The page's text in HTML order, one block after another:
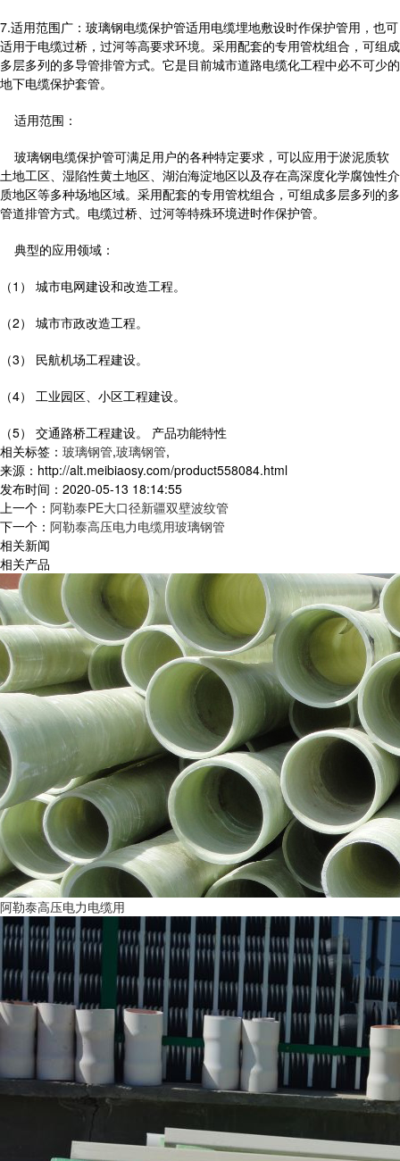
7.适用范围广：玻璃钢电缆保护管适用电缆埋地敷设时作保护管用，也可
适用于电缆过桥，过河等高要求环境。采用配套的专用管枕组合，可组成
多层多列的多导管排管方式。它是目前城市道路电缆化工程中必不可少的
地下电缆保护套管。
适用范围：
玻璃钢电缆保护管可满足用户的各种特定要求，可以应用于淤泥质软
土地工区、湿陷性黄土地区、湖泊海淀地区以及存在高深度化学腐蚀性介
质地区等多种场地区域。采用配套的专用管枕组合，可组成多层多列的多
管道排管方式。电缆过桥、过河等特殊环境进时作保护管。
典型的应用领域：
（1） 城市电网建设和改造工程。
（2） 城市市政改造工程。
（3） 民航机场工程建设。
（4） 工业园区、小区工程建设。
（5） 交通路桥工程建设。 产品功能特性
相关标签： 玻璃钢管,玻璃钢管,
来源：http://alt.meibiaosy.com/product558084.html
发布时间：2020-05-13 18:14:55
上一个： 阿勒泰PE大口径新疆双壁波纹管
下一个： 阿勒泰高压电力电缆用玻璃钢管
相关新闻
相关产品
阿勒泰高压电力电缆用